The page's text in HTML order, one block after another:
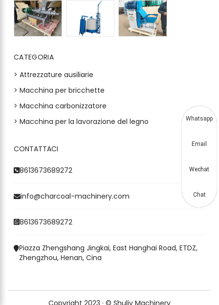
CATEGORIA
> Attrezzature ausiliarie
> Macchina per bricchette
> Macchina carbonizzatore
> Macchina per la lavorazione del legno
CONTATTACI
8613673689272
info@charcoal-machinery.com
8613673689272
Piazza Zhengshang Jingkai, East Hanghai Road, ETDZ,
Zhengzhou, Henan, Cina
Copyright 2023 · © Shuliy Machinery
Whatsapp
Email
Wechat
Chat